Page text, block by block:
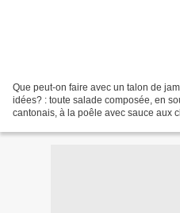
Que peut-on faire avec un talon de
idées? : toute salade composée, en
cantonais, à la poêle avec sauce aux